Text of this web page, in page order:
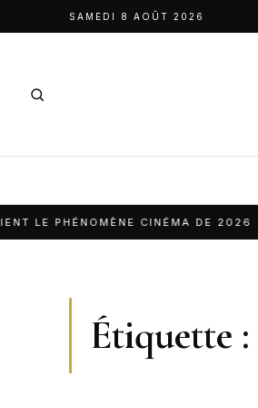
SAMEDI 8 AOÛT 2026
LE PHÉNOMÈNE CINÉMA DE 2026
Étiquette :